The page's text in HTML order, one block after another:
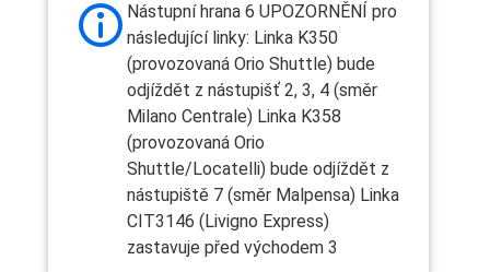
Nástupní hrana 6 UPOZORNĚNÍ pro
následující linky: Linka K350
(provozovaná Orio Shuttle) bude
odjíždět z nástupišť 2, 3, 4 (směr
Milano Centrale) Linka K358
(provozovaná Orio
Shuttle/Locatelli) bude odjíždět z
nástupiště 7 (směr Malpensa) Linka
CIT3146 (Livigno Express)
zastavuje před východem 3